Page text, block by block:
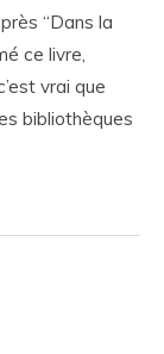
“Dans la
ce livre,
vrai que
bibliothèques